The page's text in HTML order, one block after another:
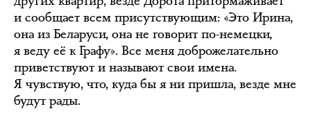
и сообщает всем присутствующим: «Это Ирина,
она из Беларуси, она не говорит по-немецки,
я веду её к Графу». Все меня доброжелательно
приветствуют и называют свои имена.
Я чувствую, что, куда бы я ни пришла, везде мне
будут рады.